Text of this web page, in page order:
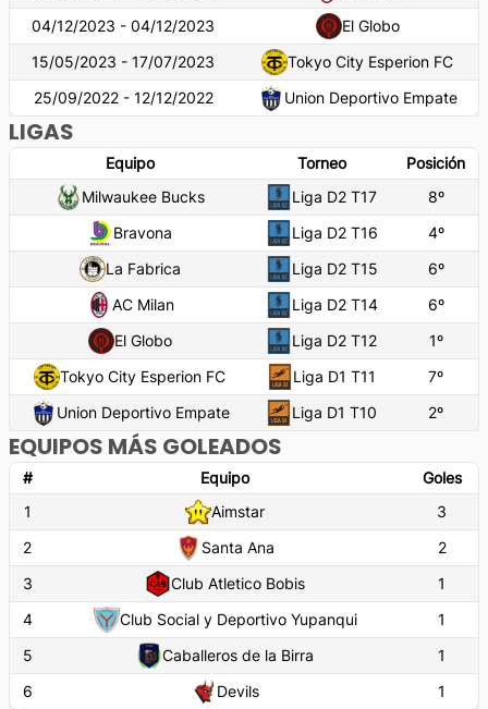
04/12/2023 - 04/12/2023
El Globo
15/05/2023 - 17/07/2023
Tokyo City Esperion FC
25/09/2022 - 12/12/2022
Union Deportivo Empate
LIGAS
Equipo Torneo
Posición
Milwaukee Bucks
Liga D2 T17 8º
Bravona
Liga D2 T16 4º
La Fabrica
Liga D2 T15 6º
AC Milan
Liga D2 T14 6º
El Globo
Liga D2 T12 1º
Tokyo City Esperion FC
Liga D1 T11 7º
Union Deportivo Empate
Liga D1 T10 2º
EQUIPOS MÁS GOLEADOS
# Equipo
Goles
1
Aimstar
3
2
Santa Ana
2
3
Club Atletico Bobis
1
4
Club Social y Deportivo Yupanqui
1
5
Caballeros de la Birra
1
6
Devils 1